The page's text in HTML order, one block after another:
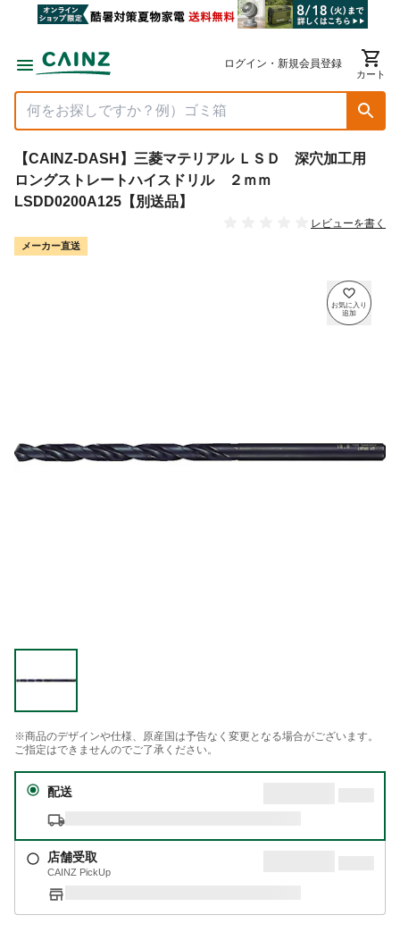
ログイン・新規会員登録
カート
【CAINZ-DASH】三菱マテリアル ＬＳＤ 深穴加工用
ロングストレートハイスドリル ２ｍｍ
LSDD0200A125【別送品】
レビューを書く
メーカー直送
※商品のデザインや仕様、原産国は予告なく変更となる場合がございます。
ご指定はできませんのでご了承ください。
配送
店舗受取
CAINZ PickUp